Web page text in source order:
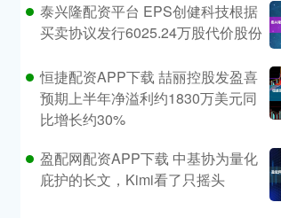
泰兴隆配资平台 EPS创健科技根据
买卖协议发行6025.24万股代价股份
恒捷配资APP下载 喆丽控股发盈喜
预期上半年净溢利约1830万美元同
比增长约30%
盈配网配资APP下载 中基协为量化
庇护的长文，Kimi看了只摇头